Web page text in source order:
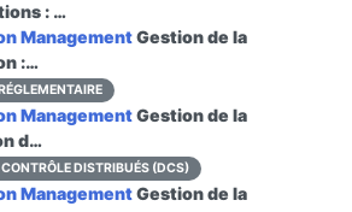
: …
ManagementGestion de la
:…
ManagementGestion de la
d…
DISTRIBUÉS (DCS)
ManagementGestion de la